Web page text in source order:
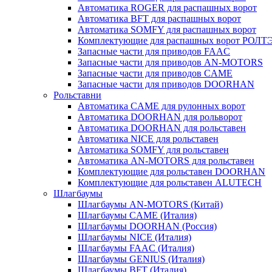
Автоматика ROGER для раcпашных ворот
Автоматика BFT для раcпашных ворот
Автоматика SOMFY для распашных ворот
Комплектующие для распашных ворот
Запасные части для приводов FAAC
Запасные части для приводов AN-MOTORS
Запасные части для приводов CAME
Запасные части для приводов DOORHAN
Рольставни
Автоматика CAME для рулонных ворот
Автоматика DOORHAN для рольворот
Автоматика DOORHAN для рольставен
Автоматика NICE для рольставен
Автоматика SOMFY для рольставен
Автоматика AN-MOTORS для рольставен
Комплектующие для рольставен DOORHAN
Комплектующие для рольставен ALUTECH
Шлагбаумы
Шлагбаумы AN-MOTORS (Китай)
Шлагбаумы CAME (Италия)
Шлагбаумы DOORHAN (Россия)
Шлагбаумы NICE (Италия)
Шлагбаумы FAAC (Италия)
Шлагбаумы GENIUS (Италия)
Шлагбаумы BFT (Италия)